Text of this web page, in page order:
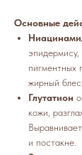
Основные
пигментных
жирный
Глутатион
кожи,
и постакне.